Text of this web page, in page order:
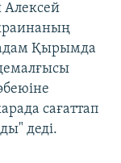
Алексей
адам Қырымда
сағаттап
деді.